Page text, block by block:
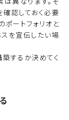
認しておく必要
ポートフォリオと
を宣伝したい場
するか決めてく